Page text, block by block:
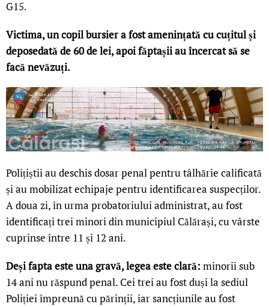
G15.
Victima, un copil bursier a fost amenințată cu cuțitul și
deposedată de 60 de lei, apoi făptașii au încercat să se
facă nevăzuți.
Polițiștii au deschis dosar penal pentru tâlhărie calificată
și au mobilizat echipaje pentru identificarea suspecților.
A doua zi, în urma probatoriului administrat, au fost
identificați trei minori din municipiul Călărași, cu vârste
cuprinse între 11 și 12 ani.
Deși fapta este una gravă, legea este clară: minorii sub
14 ani nu răspund penal. Cei trei au fost duși la sediul
Poliției împreună cu părinții, iar sancțiunile au fost